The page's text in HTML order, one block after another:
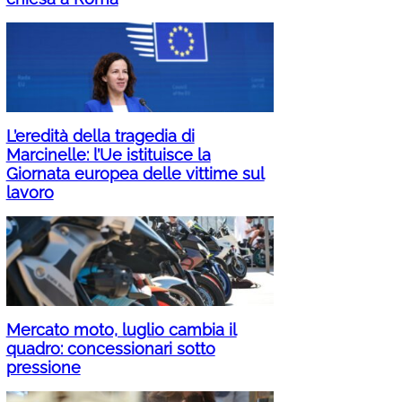
L’eredità della tragedia di
Marcinelle: l’Ue istituisce la
Giornata europea delle vittime sul
lavoro
Mercato moto, luglio cambia il
quadro: concessionari sotto
pressione